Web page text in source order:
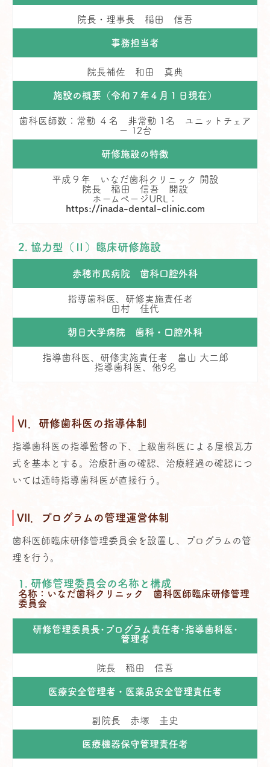
院長・理事長 稲田 信吾
事務担当者
院長補佐 和田 真典
施設の概要（令和７年４月１日現在）
歯科医師数：常勤 ４名 非常勤 1名 ユニットチェア
ー 12台
研修施設の特徴
平成９年 いなだ歯科クリニック 開設
院長 稲田 信吾 開設
ホームページURL：
https://inada-dental-clinic.com
2. 協力型（Ⅱ）臨床研修施設
赤穂市民病院 歯科口腔外科
指導歯科医、研修実施責任者
田村 佳代
朝日大学病院 歯科・口腔外科
指導歯科医、研修実施責任者 畠山 大二郎
指導歯科医、他9名
Ⅵ．研修歯科医の指導体制
指導歯科医の指導監督の下、上級歯科医による屋根瓦方
式を基本とする。治療計画の確認、治療経過の確認につ
いては適時指導歯科医が直接行う。
VII．プログラムの管理運営体制
歯科医師臨床研修管理委員会を設置し、プログラムの管
理を行う。
1. 研修管理委員会の名称と構成
名称：いなだ歯科クリニック 歯科医師臨床研修管理
委員会
研修管理委員長･プログラム責任者･指導歯科医･
管理者
院長 稲田 信吾
医療安全管理者・医薬品安全管理責任者
副院長 赤塚 圭史
医療機器保守管理責任者